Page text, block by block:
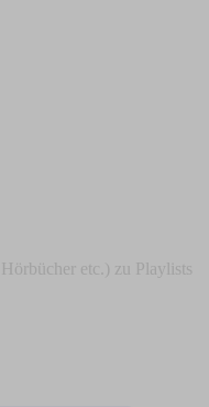
etc.) zu Playlists